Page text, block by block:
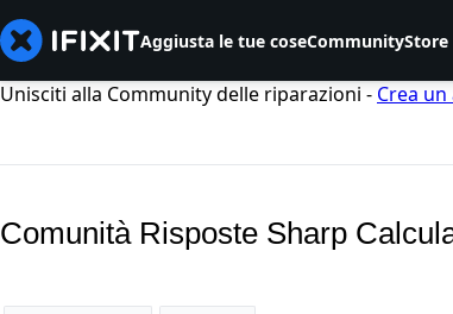
Aggiusta le tue coseCommunityStore
Unisciti alla Community delle riparazioni - Crea
Comunità Risposte Sharp